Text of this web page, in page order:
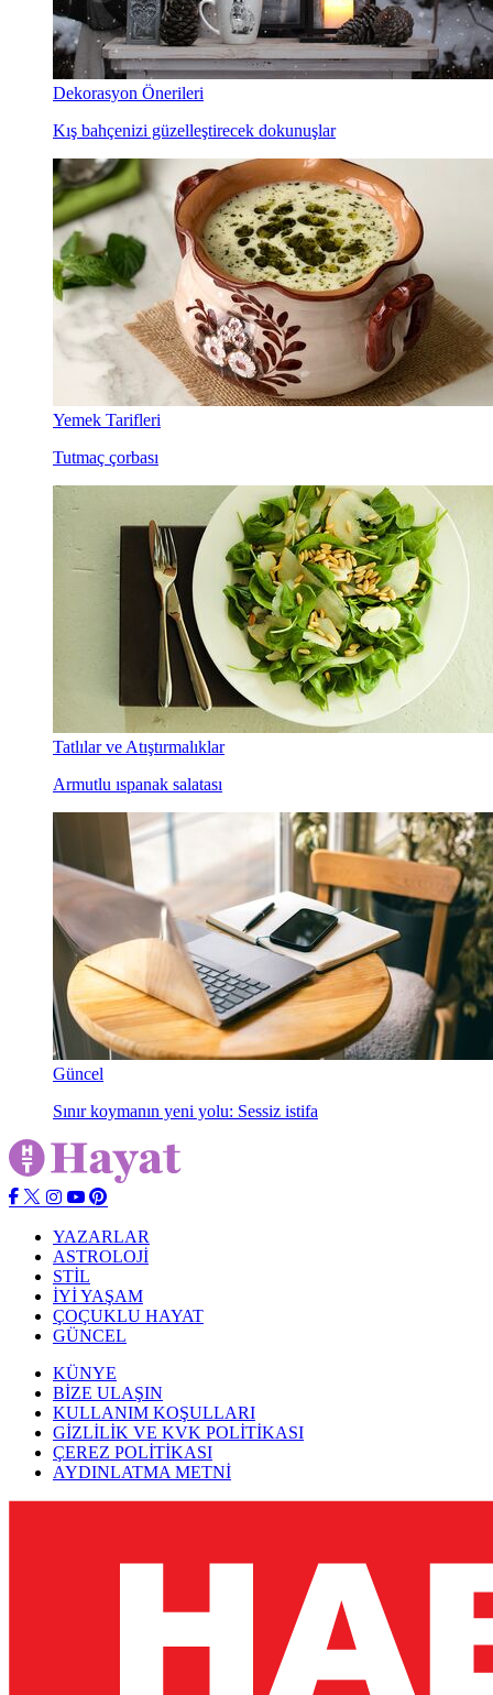
Dekorasyon Önerileri
Kış bahçenizi güzelleştirecek dokunuşlar
Yemek Tarifleri
Tutmaç çorbası
Tatlılar ve Atıştırmalıklar
Armutlu ıspanak salatası
Güncel
Sınır koymanın yeni yolu: Sessiz istifa
YAZARLAR
ASTROLOJİ
STİL
İYİ YAŞAM
ÇOÇUKLU HAYAT
GÜNCEL
KÜNYE
BİZE ULAŞIN
KULLANIM KOŞULLARI
GİZLİLİK VE KVK POLİTİKASI
ÇEREZ POLİTİKASI
AYDINLATMA METNİ